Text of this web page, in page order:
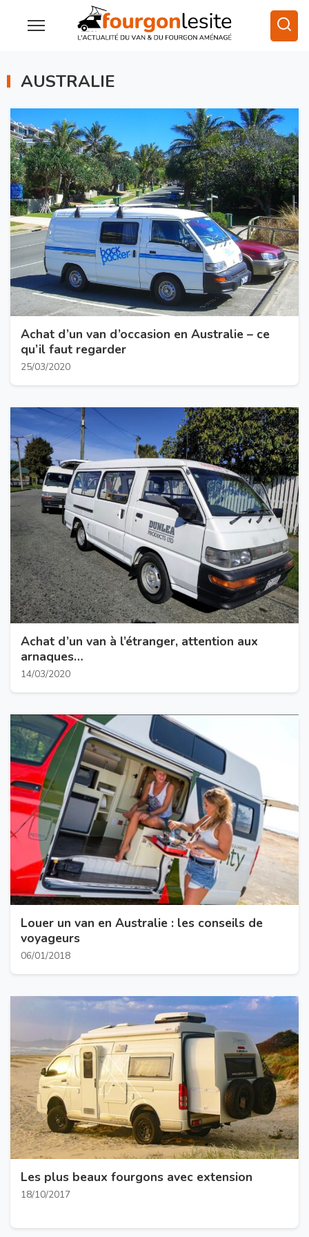
AUSTRALIE
Achat d’un van d’occasion en Australie – ce
qu’il faut regarder
25/03/2020
Achat d’un van à l’étranger, attention aux
arnaques…
14/03/2020
Louer un van en Australie : les conseils de
voyageurs
06/01/2018
Les plus beaux fourgons avec extension
18/10/2017